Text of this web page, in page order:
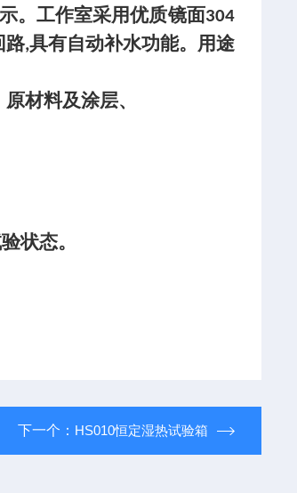
。工作室采用优质镜面304
路,具有自动补水功能。用途
材料及涂层、
状态。
下一个： HS010恒定湿热试验箱